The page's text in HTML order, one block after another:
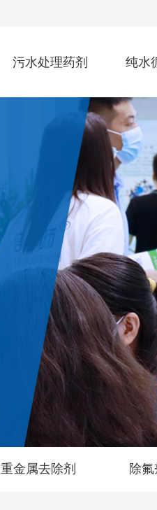
污水处理药剂 纯水
重金属去除剂 除氟